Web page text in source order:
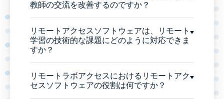
教師の交流を改善するのですか？
リモートアクセスソフトウェアは、リモート
学習の技術的な課題にどのように対応できま
すか？
リモートラボアクセスにおけるリモートアク
セスソフトウェアの役割は何ですか？